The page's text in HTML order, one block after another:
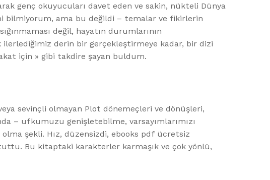
genç okuyucuları davet eden ve sakin, nükteli Dünya
bilmiyorum, ama bu değildi – temalar ve fikirlerin
değil, hayatın durumlarının
derin bir gerçekleştirmeye kadar, bir dizi
için » gibi takdire şayan buldum.
sevinçli olmayan Plot dönemeçleri ve dönüşleri,
– ufkumuzu genişletebilme, varsayımlarımızı
şekli. Hız, düzensizdi, ebooks pdf ücretsiz
Bu kitaptaki karakterler karmaşık ve çok yönlü,